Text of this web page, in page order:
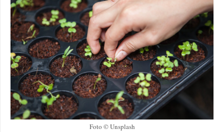
Foto © Unsplash